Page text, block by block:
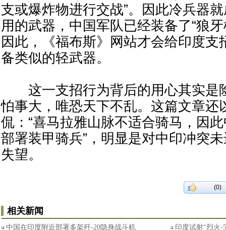
支或爆炸物进行交战”。因此冷兵器
用的武器，中国军队已经装备了“狼
因此，《福布斯》网站才会给印度支
备类似的轻武器。
这一支招行为背后的用心其实是
怕事大，唯恐天下不乱。这篇文章还
侃：“喜马拉雅山脉不适合骑马，因
部署装甲骑兵”，明显是对中印冲突
失望。
(0)
相关新闻
中国在印度附近部署多架歼-20隐身战斗机
印度试射“烈火-